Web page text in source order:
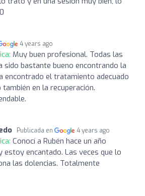
4 years ago
Muy buen profesional. Todas las
sido bastante bueno encontrando la
encontrado el tratamiento adecuado
en la recuperación.
Publicada en 4 years ago
Conocí a Rubén hace un año
estoy encantado. Las veces que lo
las dolencias. Totalmente